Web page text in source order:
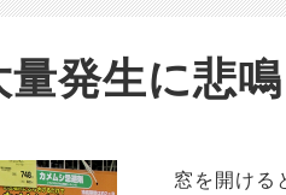
量発生に悲
窓を開ける